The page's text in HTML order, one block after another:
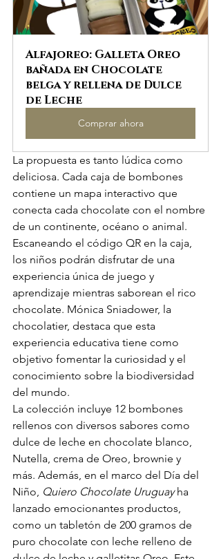
Alfajoreo: Galleta Oreo
bañada en Chocolate
belga y rellena de Dulce
de Leche
Comprar ahora
La propuesta es tanto lúdica como
deliciosa. Cada caja de bombones
contiene un mapa interactivo que
conecta cada chocolate con el nombre
de un continente, océano o animal.
Escaneando el código QR en la caja,
los niños podrán disfrutar de una
experiencia única de juego y
aprendizaje mientras saborean el rico
chocolate. Mónica Sniadower, la
chocolatier, destaca que esta
experiencia educativa tiene como
objetivo fomentar la curiosidad y el
conocimiento sobre la biodiversidad
del mundo.
La colección incluye 12 bombones
rellenos con diversos sabores como
dulce de leche en chocolate blanco,
Nutella, crema de Oreo, brownie y
más. Además, en el marco del Día del
Niño, Quiero Chocolate Uruguay ha
lanzado emocionantes productos,
como un tabletón de 200 gramos de
puro chocolate con leche relleno de